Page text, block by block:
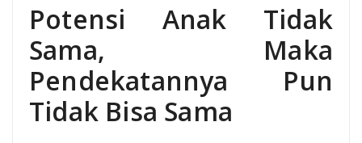
Potensi Anak Tidak
Sama, Maka
Pendekatannya Pun
Tidak Bisa Sama